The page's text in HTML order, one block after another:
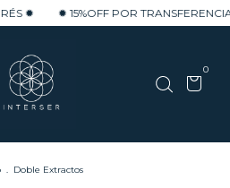
✹ ✹ 15%OFF POR TRANSFERENCIA
0
. Doble Extractos